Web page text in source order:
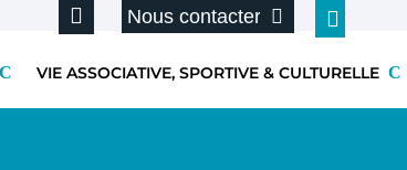
Nous contacter
VIE ASSOCIATIVE, SPORTIVE & CULTURELLE